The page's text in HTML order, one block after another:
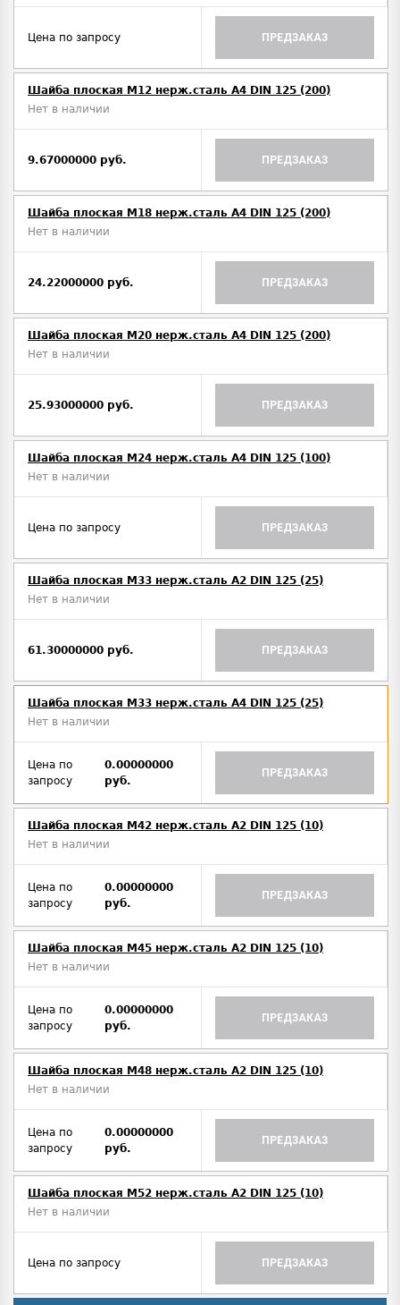
Цена по запросу ПРЕДЗАКАЗ
Шайба плоская М12 нерж.сталь А4 DIN 125 (200)
Нет в наличии
9.67000000 руб. ПРЕДЗАКАЗ
Шайба плоская М18 нерж.сталь А4 DIN 125 (200)
Нет в наличии
24.22000000 руб. ПРЕДЗАКАЗ
Шайба плоская М20 нерж.сталь А4 DIN 125 (200)
Нет в наличии
25.93000000 руб. ПРЕДЗАКАЗ
Шайба плоская М24 нерж.сталь А4 DIN 125 (100)
Нет в наличии
Цена по запросу ПРЕДЗАКАЗ
Шайба плоская М33 нерж.сталь А2 DIN 125 (25)
Нет в наличии
61.30000000 руб. ПРЕДЗАКАЗ
Шайба плоская М33 нерж.сталь А4 DIN 125 (25)
Нет в наличии
Цена по
запросу
0.00000000
руб.
ПРЕДЗАКАЗ
Шайба плоская М42 нерж.сталь А2 DIN 125 (10)
Нет в наличии
Цена по
запросу
0.00000000
руб.
ПРЕДЗАКАЗ
Шайба плоская М45 нерж.сталь А2 DIN 125 (10)
Нет в наличии
Цена по
запросу
0.00000000
руб.
ПРЕДЗАКАЗ
Шайба плоская М48 нерж.сталь А2 DIN 125 (10)
Нет в наличии
Цена по
запросу
0.00000000
руб.
ПРЕДЗАКАЗ
Шайба плоская М52 нерж.сталь А2 DIN 125 (10)
Нет в наличии
Цена по запросу ПРЕДЗАКАЗ